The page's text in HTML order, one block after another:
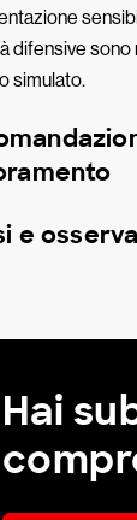
difensive sono
simulato.
e
Hai